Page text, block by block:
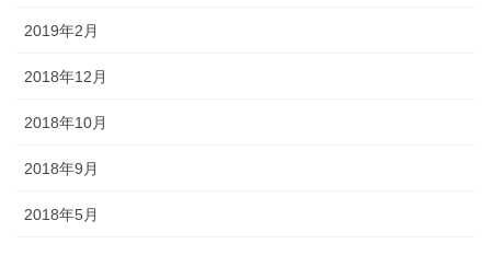
2019年2月
2018年12月
2018年10月
2018年9月
2018年5月